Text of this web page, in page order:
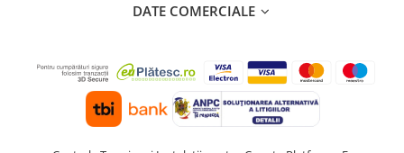
Panouri fotovoltaice
Panouri fotovoltaice
Produse Amenajare Baie
DATE COMERCIALE